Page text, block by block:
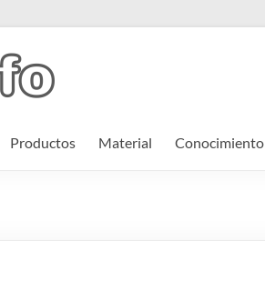
Productos Material Conocimiento